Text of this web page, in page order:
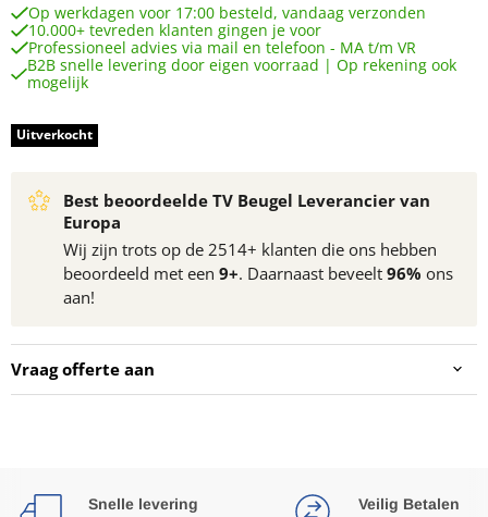
Op werkdagen voor 17:00 besteld, vandaag verzonden
10.000+ tevreden klanten gingen je voor
Professioneel advies via mail en telefoon - MA t/m VR
B2B snelle levering door eigen voorraad | Op rekening ook
mogelijk
Uitverkocht
Best beoordeelde TV Beugel Leverancier van
Europa
Wij zijn trots op de 2514+ klanten die ons hebben
beoordeeld met een 9+. Daarnaast beveelt 96% ons
aan!
Vraag offerte aan
Snelle levering Veilig Betalen